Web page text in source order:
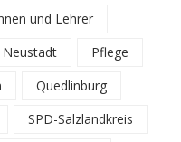
und Lehrer
Neustadt
Pflege
Quedlinburg
SPD-Salzlandkreis